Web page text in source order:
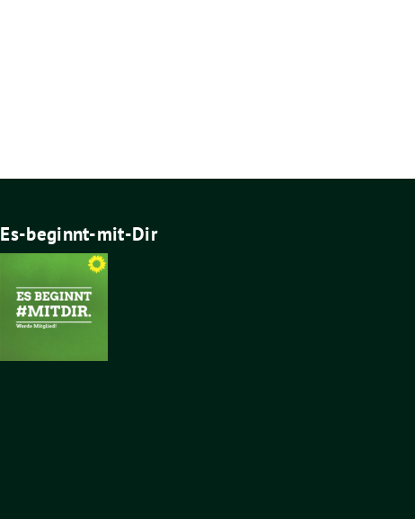
Es-beginnt-mit-Dir